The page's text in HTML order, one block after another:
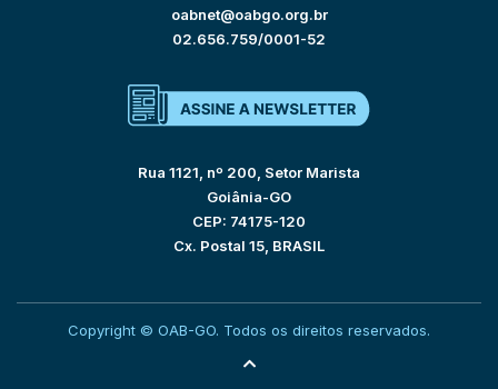
oabnet@oabgo.org.br
02.656.759/0001-52
Rua 1121, nº 200, Setor Marista
Goiânia-GO
CEP: 74175-120
Cx. Postal 15, BRASIL
Copyright © OAB-GO. Todos os direitos reservados.